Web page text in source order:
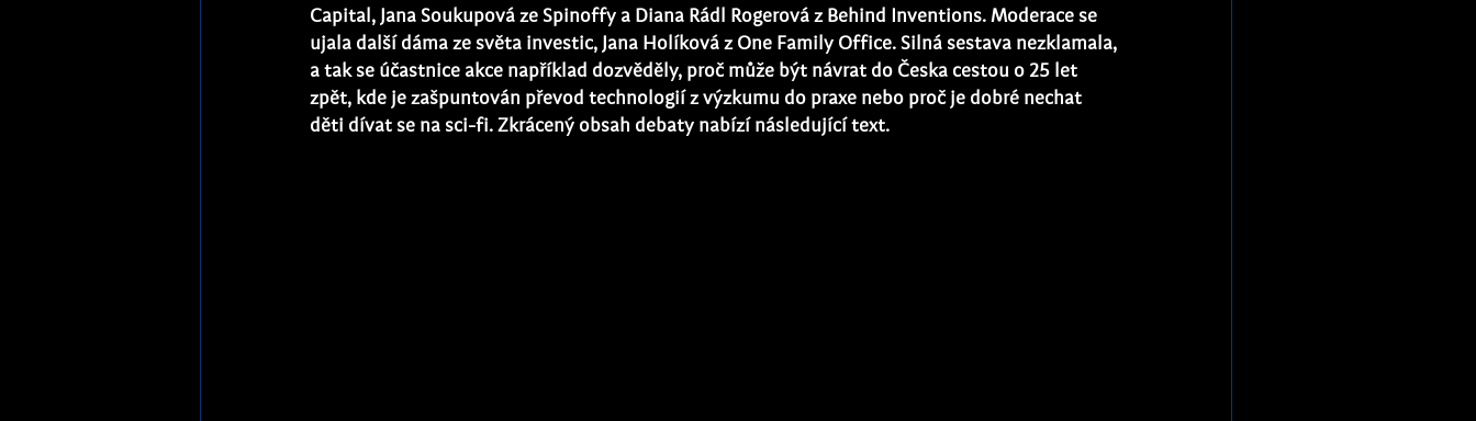
Capital, Jana Soukupová ze Spinoffy a Diana Rádl Rogerová z Behind Inventions. Moderace se
ujala další dáma ze světa investic, Jana Holíková z One Family Office. Silná sestava nezklamala,
a tak se účastnice akce například dozvěděly, proč může být návrat do Česka cestou o 25 let
zpět, kde je zašpuntován převod technologií z výzkumu do praxe nebo proč je dobré nechat
děti dívat se na sci-fi. Zkrácený obsah debaty nabízí následující text.